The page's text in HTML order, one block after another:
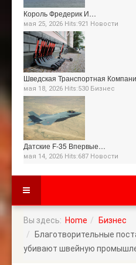
Король Фредерик И…
мая 25, 2026 Hits:921 Новости
Шведская Транспортная
мая 18, 2026 Hits:530 Бизнес
Датские F-35 Впервые…
мая 14, 2026 Hits:687 Новости
Вы здесь: Home
Бизнес
Благотворительные
убивают швейную